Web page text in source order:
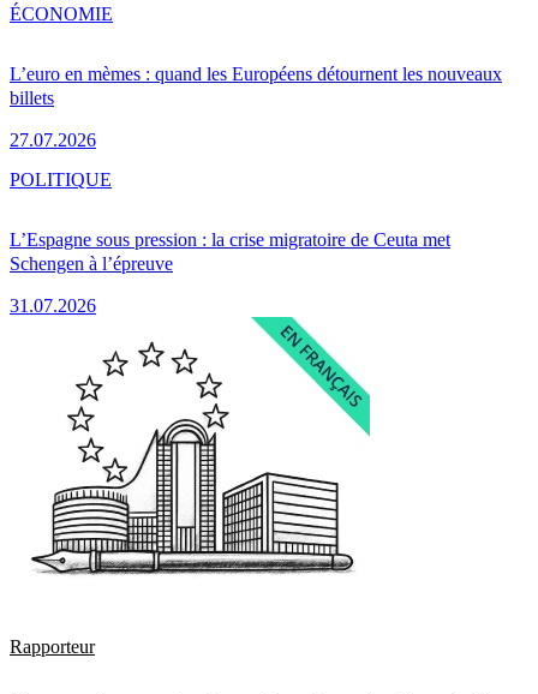
L’euro en mèmes : quand les Européens détournent les nouveaux
billets
27.07.2026
ÉCONOMIE
L’Espagne sous pression : la crise migratoire de Ceuta met
Schengen à l’épreuve
31.07.2026
POLITIQUE
Rapporteur